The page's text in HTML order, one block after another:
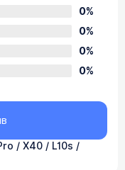
0%
0%
0%
0%
/ X40 / L10s /